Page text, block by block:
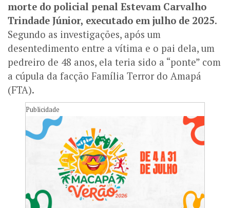
morte do policial penal Estevam Carvalho
Trindade Júnior, executado em julho de 2025.
Segundo as investigações, após um
desentedimento entre a vítima e o pai dela, um
pedreiro de 48 anos, ela teria sido a “ponte” com
a cúpula da facção Família Terror do Amapá
(FTA).
Publicidade